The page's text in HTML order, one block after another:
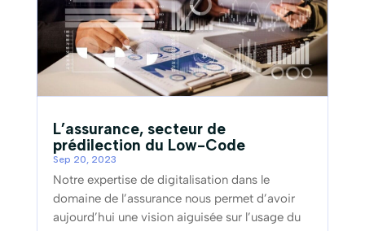
L’assurance, secteur de
prédilection du Low-Code
Sep 20, 2023
Notre expertise de digitalisation dans le
domaine de l’assurance nous permet d’avoir
aujourd’hui une vision aiguisée sur l’usage du